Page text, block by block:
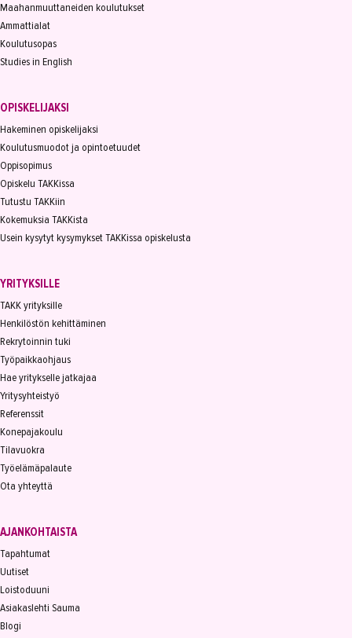
Maahanmuuttaneiden koulutukset
Ammattialat
Koulutusopas
Studies in English
OPISKELIJAKSI
Hakeminen opiskelijaksi
Koulutusmuodot ja opintoetuudet
Oppisopimus
Opiskelu TAKKissa
Tutustu TAKKiin
Kokemuksia TAKKista
Usein kysytyt kysymykset TAKKissa opiskelusta
YRITYKSILLE
TAKK yrityksille
Henkilöstön kehittäminen
Rekrytoinnin tuki
Työpaikkaohjaus
Hae yritykselle jatkajaa
Yritysyhteistyö
Referenssit
Konepajakoulu
Tilavuokra
Työelämäpalaute
Ota yhteyttä
AJANKOHTAISTA
Tapahtumat
Uutiset
Loistoduuni
Asiakaslehti Sauma
Blogi